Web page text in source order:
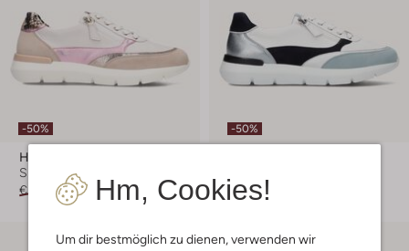
Hm, Cookies!
Um dir bestmöglich zu dienen, verwenden wir
-50%
Hassia
Sneaker Low
€ 199,99 € 99,99
-50%
€ 199,99